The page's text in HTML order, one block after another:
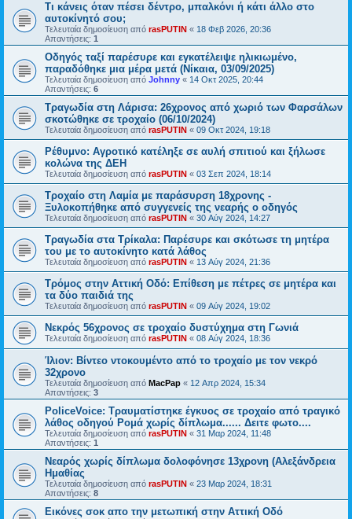
Τι κάνεις όταν πέσει δέντρο, μπαλκόνι ή κάτι άλλο στο
αυτοκίνητό σου;
Τελευταία δημοσίευση από rasPUTIN « 18 Φεβ 2026, 20:36
Απαντήσεις: 1
Οδηγός ταξί παρέσυρε και εγκατέλειψε ηλικιωμένο,
παραδόθηκε μια μέρα μετά (Νίκαια, 03/09/2025)
Τελευταία δημοσίευση από Johnny « 14 Οκτ 2025, 20:44
Απαντήσεις: 6
Τραγωδία στη Λάρισα: 26χρονος από χωριό των Φαρσάλων
σκοτώθηκε σε τροχαίο (06/10/2024)
Τελευταία δημοσίευση από rasPUTIN « 09 Οκτ 2024, 19:18
Ρέθυμνο: Αγροτικό κατέληξε σε αυλή σπιτιού και ξήλωσε
κολώνα της ΔΕΗ
Τελευταία δημοσίευση από rasPUTIN « 03 Σεπ 2024, 18:14
Tροχαίο στη Λαμία με παράσυρση 18χρονης -
Ξυλοκοπήθηκε από συγγενείς της νεαρής ο οδηγός
Τελευταία δημοσίευση από rasPUTIN « 30 Αύγ 2024, 14:27
Τραγωδία στα Τρίκαλα: Παρέσυρε και σκότωσε τη μητέρα
του με το αυτοκίνητο κατά λάθος
Τελευταία δημοσίευση από rasPUTIN « 13 Αύγ 2024, 21:36
Τρόμος στην Αττική Οδό: Επίθεση με πέτρες σε μητέρα και
τα δύο παιδιά της
Τελευταία δημοσίευση από rasPUTIN « 09 Αύγ 2024, 19:02
Νεκρός 56χρονος σε τροχαίο δυστύχημα στη Γωνιά
Τελευταία δημοσίευση από rasPUTIN « 08 Αύγ 2024, 18:36
Ίλιον: Βίντεο ντοκουμέντο από το τροχαίο με τον νεκρό
32χρονο
Τελευταία δημοσίευση από MacPap « 12 Απρ 2024, 15:34
Απαντήσεις: 3
PoliceVoice: Τραυματίστηκε έγκυος σε τροχαίο από τραγικό
λάθος οδηγού Ρομά χωρίς δίπλωμα...... Δειτε φωτο....
Τελευταία δημοσίευση από rasPUTIN « 31 Μαρ 2024, 11:48
Απαντήσεις: 1
Νεαρός χωρίς δίπλωμα δολοφόνησε 13χρονη (Αλεξάνδρεια
Ημαθίας
Τελευταία δημοσίευση από rasPUTIN « 23 Μαρ 2024, 18:31
Απαντήσεις: 8
Εικόνες σοκ απο την μετωπική στην Αττική Οδό